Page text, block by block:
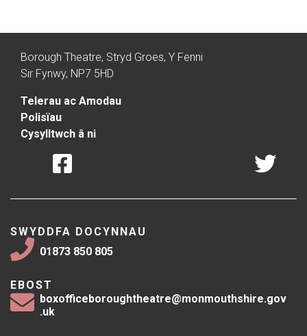
Borough Theatre, Stryd Groes, Y Fenni
Sir Fynwy, NP7 5HD
Telerau ac Amodau
Polisïau
Cysylltwch â ni
SWYDDFA DOCYNNAU
01873 850 805
EBOST
boxofficeboroughtheatre@monmouthshire.gov
.uk